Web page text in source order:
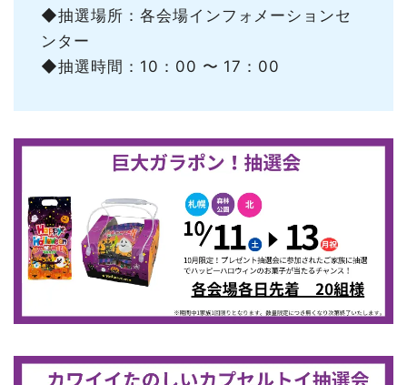
◆抽選場所：各会場インフォメーションセ
ンター
◆抽選時間：10：00 〜 17：00